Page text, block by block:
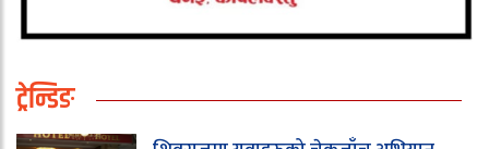
ट्रेन्डिङ